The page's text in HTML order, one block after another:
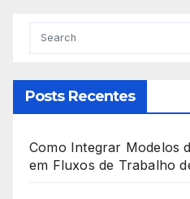
Posts Recentes
Como Integrar Modelos
em Fluxos de Trabalho